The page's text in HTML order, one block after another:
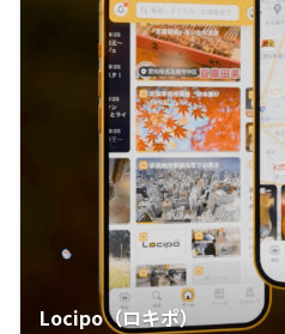
Locipo（ロキポ）